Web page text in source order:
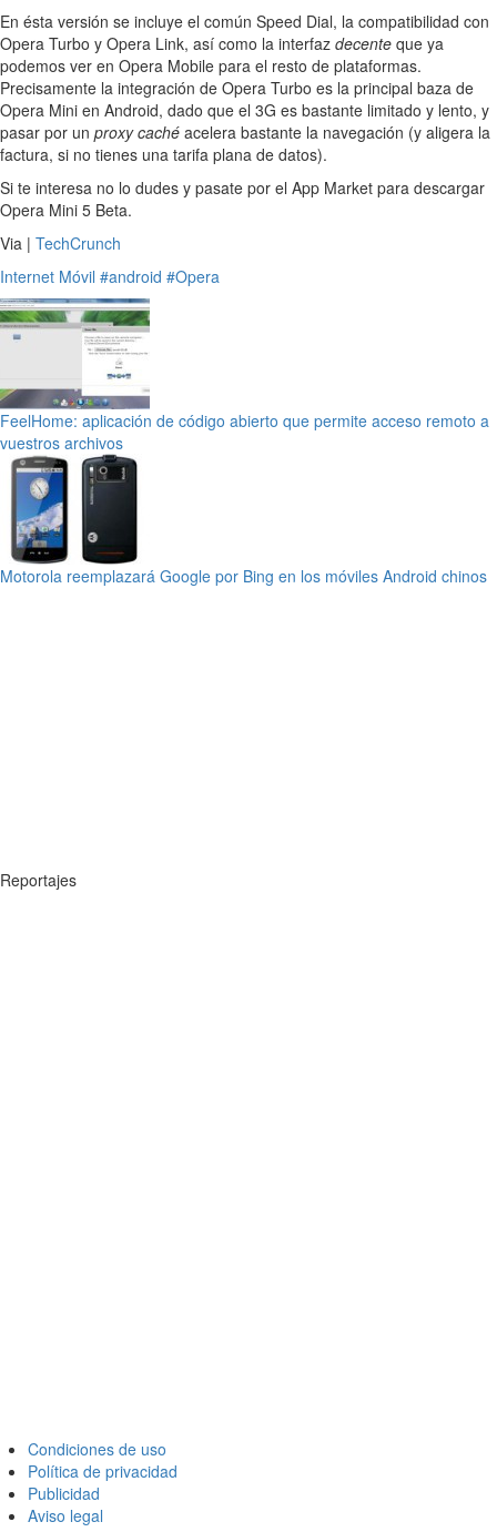
En ésta versión se incluye el común Speed Dial, la compatibilidad con
Opera Turbo y Opera Link, así como la interfaz decente que ya
podemos ver en Opera Mobile para el resto de plataformas.
Precisamente la integración de Opera Turbo es la principal baza de
Opera Mini en Android, dado que el 3G es bastante limitado y lento, y
pasar por un proxy caché acelera bastante la navegación (y aligera la
factura, si no tienes una tarifa plana de datos).
Si te interesa no lo dudes y pasate por el App Market para descargar
Opera Mini 5 Beta.
Via | TechCrunch
Internet Móvil #android #Opera
FeelHome: aplicación de código abierto que permite acceso remoto a
vuestros archivos
Motorola reemplazará Google por Bing en los móviles Android chinos
Reportajes
Condiciones de uso
Política de privacidad
Publicidad
Aviso legal